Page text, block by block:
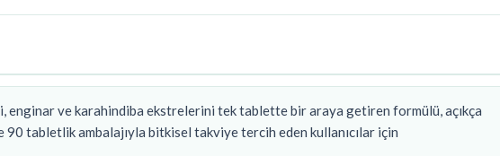
enginar ve karahindiba ekstrelerini tek tablette bir araya getiren formülü, açıkça
tabletlik ambalajıyla bitkisel takviye tercih eden kullanıcılar için